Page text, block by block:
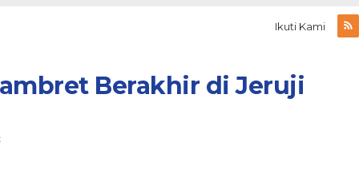
Ikuti Kami
Berakhir di Jeruji